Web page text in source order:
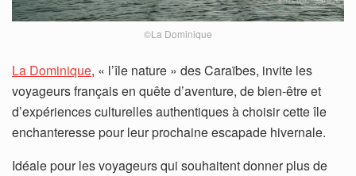
©La Dominique
La Dominique, « l’île nature » des Caraïbes, invite les
voyageurs français en quête d’aventure, de bien-être et
d’expériences culturelles authentiques à choisir cette île
enchanteresse pour leur prochaine escapade hivernale.
Idéale pour les voyageurs qui souhaitent donner plus de